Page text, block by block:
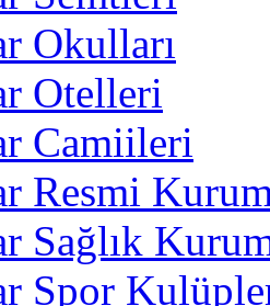
Okulları
Otelleri
Camiileri
Resmi
Sağlık
Spor